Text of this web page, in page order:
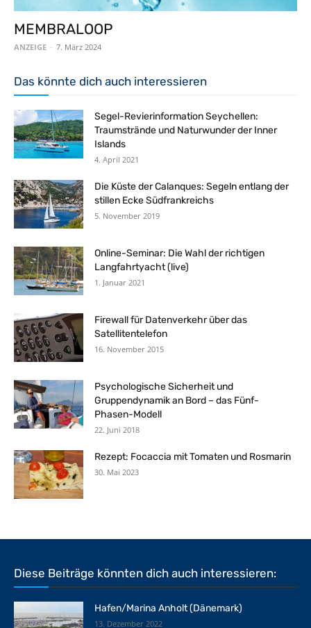
MEMBRALOOP
ANZEIGE - 7. März 2024
Das könnte dich auch interessieren
Segel-Revierinformation Seychellen:
Traumstrände und Naturwunder der Inner
Islands
4. April 2021
Die Küste der Calanques: Segeln entlang der
stillen Ecke Südfrankreichs
5. November 2019
Online-Seminar: Die Wahl der richtigen
Langfahrtyacht (live)
1. Januar 2021
Firewall für Datenverkehr über das
Satellitentelefon
16. November 2015
Psychologische Sicherheit und
Gruppendynamik an Bord – das Fünf-
Phasen-Modell
22. Juni 2018
Rezept: Focaccia mit Tomaten und Rosmarin
30. Mai 2023
Diese Beiträge könnten dich auch interessieren:
Hafen/Marina Anholt (Dänemark)
13. Dezember 2022